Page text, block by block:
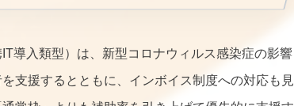
導入類型）は、新型コロナウィルス感染症の影響
支援するとともに、インボイス制度への対応も見